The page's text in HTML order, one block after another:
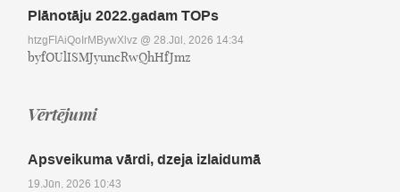
Plānotāju 2022.gadam TOPs
htzgFIAiQoIrMBywXlvz @ 28.Jūl, 2026 14:34
byfOUlISMJyuncRwQhHfJmz
Vērtējumi
Apsveikuma vārdi, dzeja izlaidumā
19.Jūn, 2026 10:43